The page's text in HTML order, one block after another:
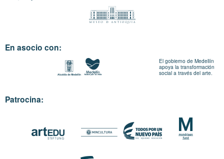
En asocio con:
El gobierno de Medellín
apoya la transformación
social a través del arte.
Patrocina: